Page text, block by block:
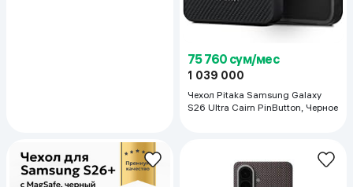
75 760 сум/мес
1 039 000
Чехол Pitaka Samsung Galaxy
S26 Ultra Cairn PinButton, Черное